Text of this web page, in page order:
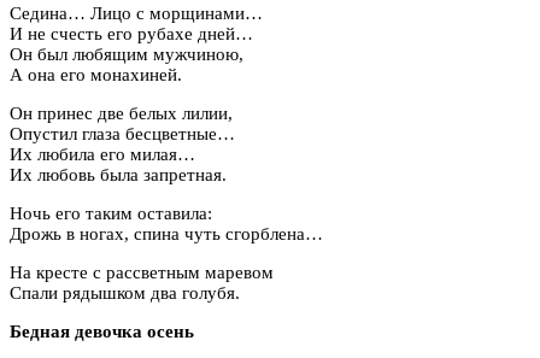
Седина… Лицо с морщинами…
И не счесть его рубахе дней…
Он был любящим мужчиною,
А она его монахиней.
Он принес две белых лилии,
Опустил глаза бесцветные…
Их любила его милая…
Их любовь была запретная.
Ночь его таким оставила:
Дрожь в ногах, спина чуть сгорблена…
На кресте с рассветным маревом
Спали рядышком два голубя.
Бедная девочка осень